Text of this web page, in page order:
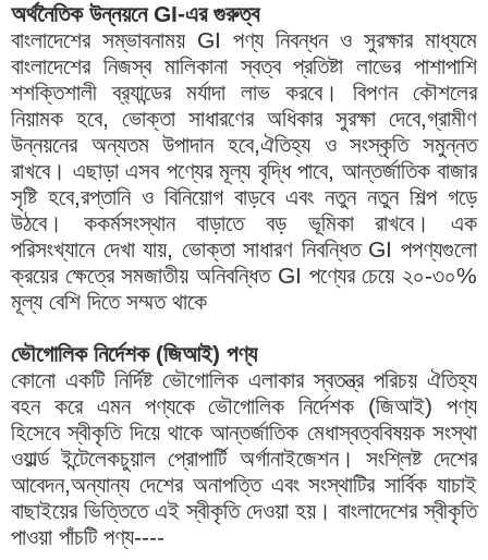
অর্থনৈতিক উন্নয়নে GI-এর গুরুত্ব
বাংলাদেশের সম্ভাবনাময় GI পণ্য নিবন্ধন ও সুরক্ষার মাধ্যমে
বাংলাদেশের নিজস্ব মালিকানা স্বত্ব প্রতিষ্টা লাভের পাশাপাশি
শশক্তিশালী ব্র‍্যান্ডের মর্যাদা লাভ করবে। বিপণন কৌশলের
নিয়ামক হবে, ভোক্তা সাধারণের অধিকার সুরক্ষা দেবে,গ্রামীণ
উন্নয়নের অন্যতম উপাদান হবে,ঐতিহ্য ও সংস্কৃতি সমুন্নত
রাখবে। এছাড়া এসব পণ্যের মূল্য বৃদ্ধি পাবে, আন্তর্জাতিক বাজার
সৃষ্টি হবে,রপ্তানি ও বিনিয়োগ বাড়বে এবং নতুন নতুন শিল্প গড়ে
উঠবে। ককর্মসংস্থান বাড়াতে বড় ভূমিকা রাখবে। এক
পরিসংখ্যানে দেখা যায়, ভোক্তা সাধারণ নিবন্ধিত GI পপণ্যগুলো
ক্রয়ের ক্ষেত্রে সমজাতীয় অনিবন্ধিত GI পণ্যের চেয়ে ২০-৩০%
মূল্য বেশি দিতে সম্মত থাকে
ভৌগোলিক নির্দেশক (জিআই) পণ্য
কোনো একটি নির্দিষ্ট ভৌগোলিক এলাকার স্বতন্ত্র পরিচয় ঐতিহ্য
বহন করে এমন পণ্যকে ভৌগোলিক নির্দেশক (জিআই) পণ্য
হিসেবে স্বীকৃতি দিয়ে থাকে আন্তর্জাতিক মেধাস্বত্ববিষয়ক সংস্থা
ওয়ার্ল্ড ইন্টেলেকচুয়াল প্রোপার্টি অর্গানাইজেশন। সংশ্লিষ্ট দেশের
আবেদন,অন্যান্য দেশের অনাপত্তি এবং সংস্থাটির সার্বিক যাচাই
বাছাইয়ের ভিত্তিতে এই স্বীকৃতি দেওয়া হয়। বাংলাদেশের স্বীকৃতি
পাওয়া পাঁচটি পণ্য----